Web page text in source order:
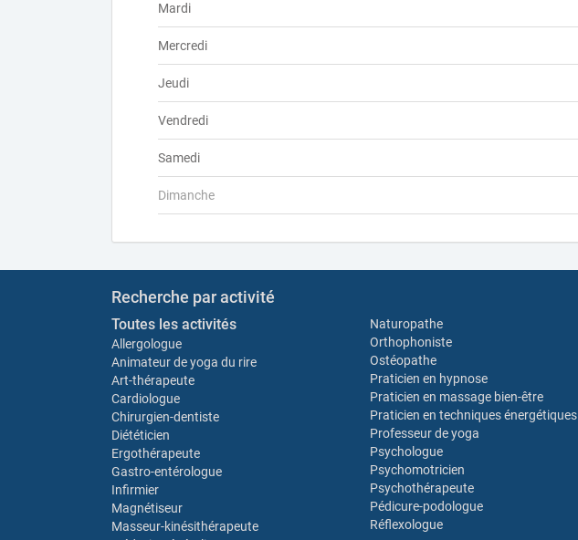
Mardi
Mercredi
Jeudi
Vendredi
Samedi
Dimanche
Recherche par activité
Toutes les activités
Allergologue
Animateur de yoga du rire
Art-thérapeute
Cardiologue
Chirurgien-dentiste
Diététicien
Ergothérapeute
Gastro-entérologue
Infirmier
Magnétiseur
Masseur-kinésithérapeute
Naturopathe
Orthophoniste
Ostéopathe
Praticien en hypnose
Praticien en massage bien-être
Praticien en techniques énergétiques
Professeur de yoga
Psychologue
Psychomotricien
Psychothérapeute
Pédicure-podologue
Réflexologue